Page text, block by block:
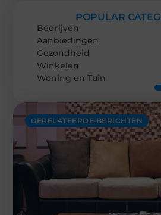
GERELATEERDE BERICHTEN
POPULAR
Bedrijven
Aanbiedingen
Gezondheid
Winkelen
Woning en Tuin